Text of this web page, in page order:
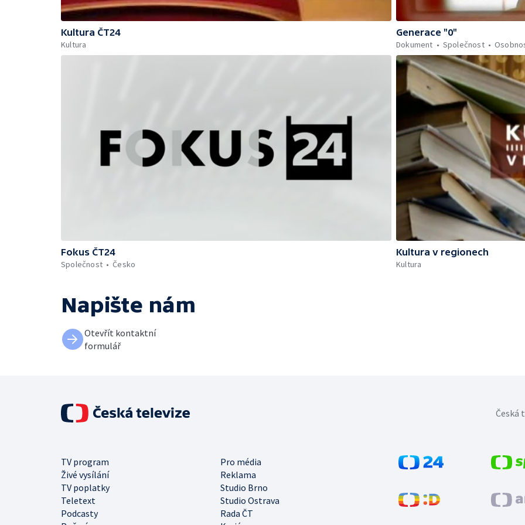
Kultura ČT24
Kultura
Generace "0"
Dokument
Společnost
Fokus ČT24
Společnost
Česko
Kultura v regionech
Kultura
Napište nám
Otevřít kontaktní
formulář
TV program
Pro média
Živé vysílání
Reklama
TV poplatky
Studio Brno
Teletext
Studio Ostrava
Podcasty
Rada ČT
Česká